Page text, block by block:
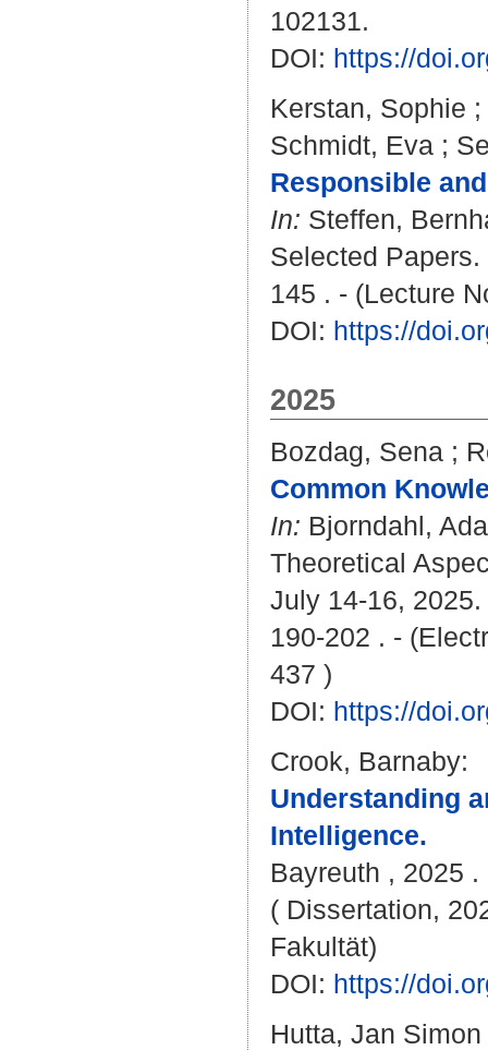
102131.
DOI: https://
Kerstan, Sophie ;
Schmidt, Eva ;
Responsible
In: Steffen,
Selected
145 . - (Lecture
DOI: https://
2025
Bozdag, Sena ;
Common
In: Bjorndahl,
Theoretical
July 14-16,
190-202 . -
437 )
DOI: https://
Crook, Barnaby:
Understanding
Intelligence.
Bayreuth , 2025
( Dissertation,
Fakultät)
DOI: https://
Hutta, Jan Simon